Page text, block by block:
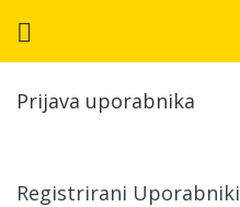
Prijava uporabnika
Registrirani Uporabniki